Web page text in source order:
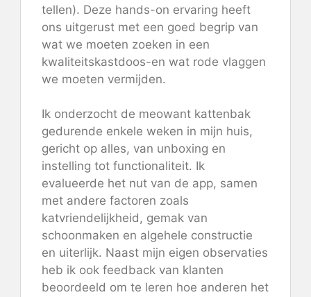
tellen). Deze hands-on ervaring heeft
ons uitgerust met een goed begrip van
wat we moeten zoeken in een
kwaliteitskastdoos-en wat rode vlaggen
we moeten vermijden.
Ik onderzocht de meowant kattenbak
gedurende enkele weken in mijn huis,
gericht op alles, van unboxing en
instelling tot functionaliteit. Ik
evalueerde het nut van de app, samen
met andere factoren zoals
katvriendelijkheid, gemak van
schoonmaken en algehele constructie
en uiterlijk. Naast mijn eigen observaties
heb ik ook feedback van klanten
beoordeeld om te leren hoe anderen het